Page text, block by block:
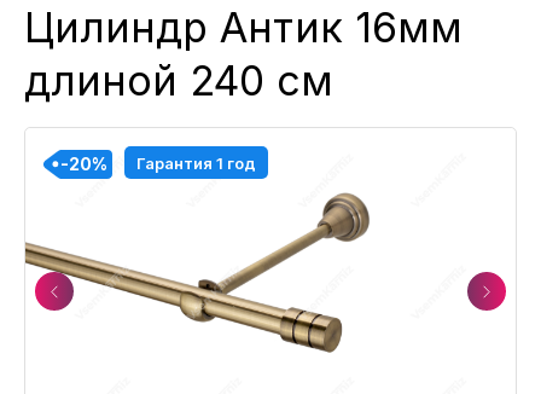
Цилиндр Антик 16мм
длиной 240 см
Previous
-20% Гарантия 1 год
-20%
-20%
-20%
-20%
-20%
-20%
-20%
-20%
-20%
-20%
-20%
Next